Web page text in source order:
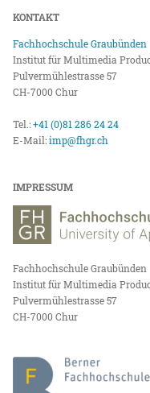
KONTAKT
Fachhochschule Graubünden
Institut für Multimedia
Pulvermühlestrasse 57
CH-7000 Chur
Tel.:+41 (0)81 286 24 24
E-Mail:imp@fhgr.ch
IMPRESSUM
Fachhochschule Graubünden
Institut für Multimedia
Pulvermühlestrasse 57
CH-7000 Chur